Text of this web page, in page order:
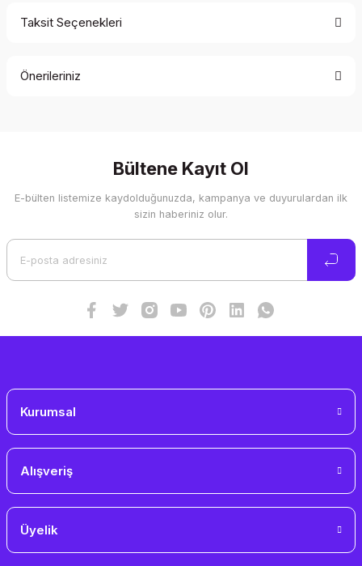
Taksit Seçenekleri
Önerileriniz
Görüş ve önerileriniz için teşekkür ederiz.
Ürün resmi kalitesiz, bozuk veya görüntülenemiyor.
Bültene Kayıt Ol
E-bülten listemize kaydolduğunuzda, kampanya ve duyurulardan ilk
sizin haberiniz olur.
Kurumsal
Alışveriş
Üyelik